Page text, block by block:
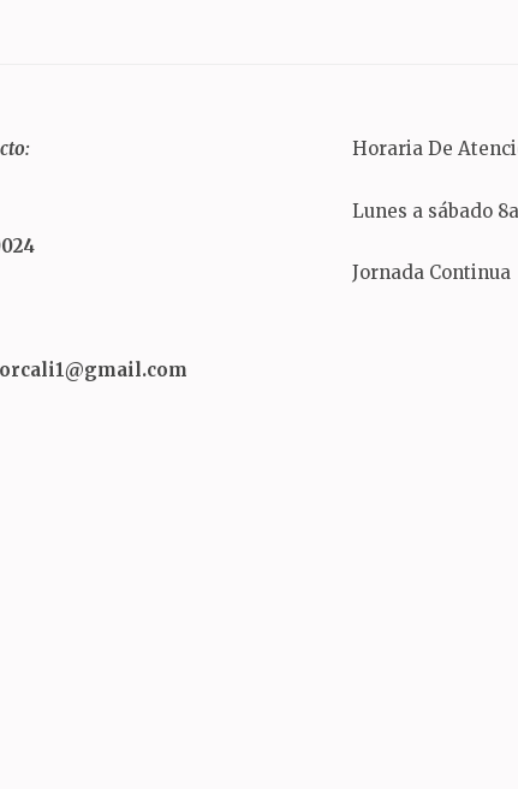
Horaria De
Lunes a sábado
Jornada Continua